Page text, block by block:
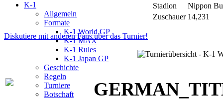
K-1
Allgemein
Formate
K-1 World GP
K-1 MAX
K-1 Rules
K-1 Japan GP
Geschichte
Regeln
Turniere
Botschaft
Stadion
Nippon
Zuschauer 14,231
Diskutiere mit anderen Fans über das Turnier!